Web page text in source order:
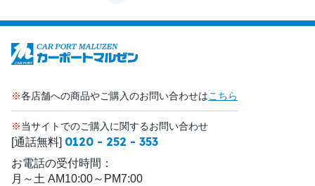
※各店舗への商品やご購入のお問い合わせはこちら
※当サイトでのご購入に関するお問い合わせ
[通話無料] 0120 - 252 - 353
お電話の受付時間：
月～土 AM10:00～PM7:00